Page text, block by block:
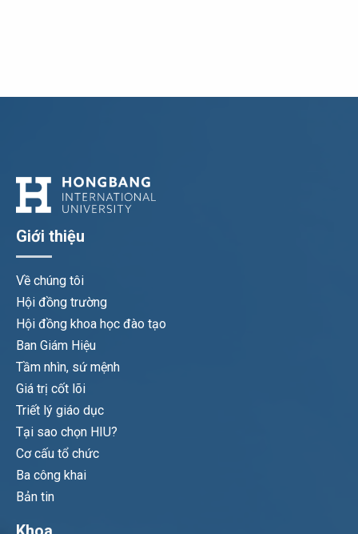
Giới thiệu
Về chúng tôi
Hội đồng trường
Hội đồng khoa học đào tạo
Ban Giám Hiệu
Tầm nhìn, sứ mệnh
Giá trị cốt lõi
Triết lý giáo dục
Tại sao chọn HIU?
Cơ cấu tổ chức
Ba công khai
Bản tin